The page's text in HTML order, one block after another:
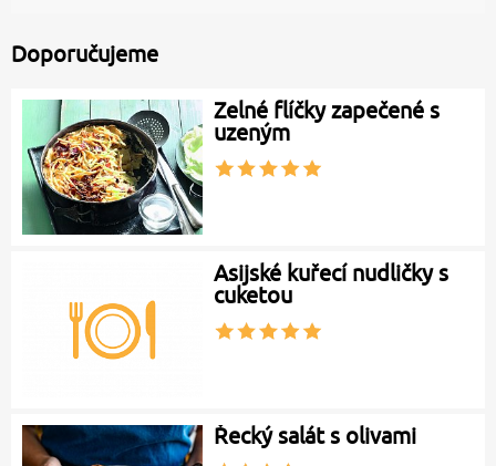
Doporučujeme
Zelné flíčky zapečené s
uzeným
Asijské kuřecí nudličky s
cuketou
Řecký salát s olivami